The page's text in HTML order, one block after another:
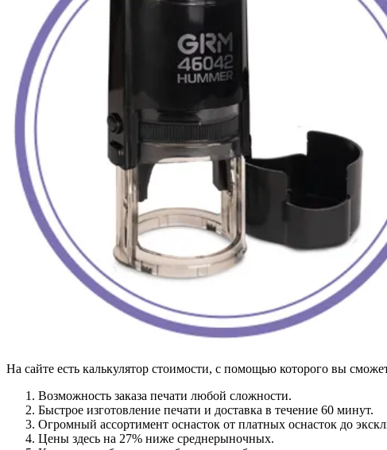
На сайте есть калькулятор стоимости, с помощью которого вы
Возможность заказа печати любой сложности.
Быстрое изготовление печати и доставка в течение 60 минут.
Огромный ассортимент оснасток от платных оснасток до
Цены здесь на 27% ниже среднерыночных.